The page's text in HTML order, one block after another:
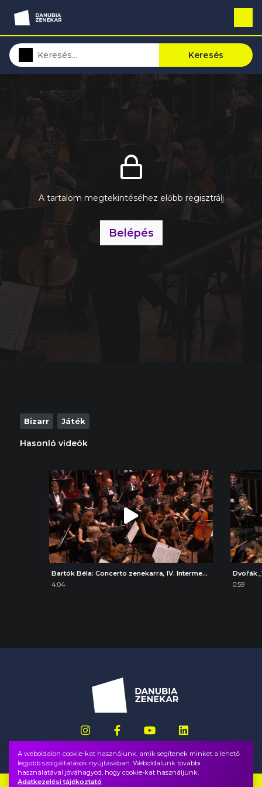
Keresés
A tartalom megtekintéséhez előbb regisztrálj
Belépés
Bizarr Játék
Hasonló videók
Bartók Béla: Concerto zenekarra, IV. Intermezzo interrotto
4:04
0:59
A weboldalon cookie-kat használunk, amik segítenek minket a lehető
legjobb szolgáltatások nyújtásában. Weboldalunk további
használatával jóváhagyod, hogy cookie-kat használjunk.
Adatkezelési tájékoztató